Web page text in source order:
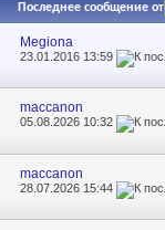
Последнее сообщение от
Megiona
23.01.2016 13:59
maccanon
05.08.2026 10:32
maccanon
28.07.2026 15:44